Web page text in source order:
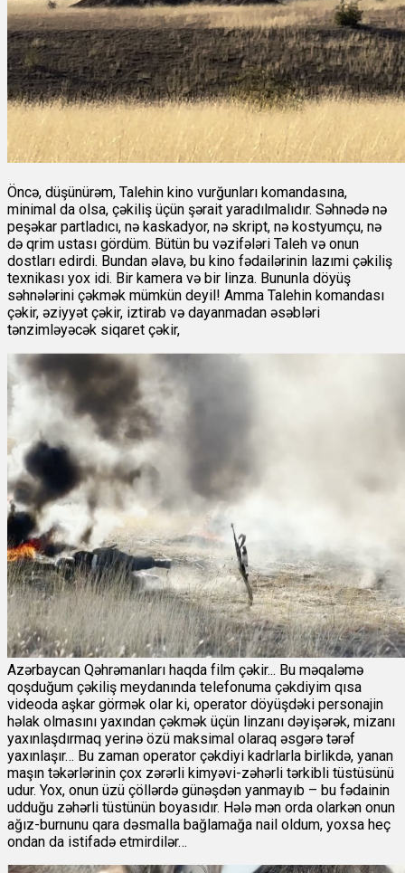
Öncə, düşünürəm, Talehin kino vurğunları komandasına,
minimal da olsa, çəkiliş üçün şərait yaradılmalıdır. Səhnədə nə
peşəkar partladıcı, nə kaskadyor, nə skript, nə kostyumçu, nə
də qrim ustası gördüm. Bütün bu vəzifələri Taleh və onun
dostları edirdi. Bundan əlavə, bu kino fədailərinin lazımi çəkiliş
texnikası yox idi. Bir kamera və bir linza. Bununla döyüş
səhnələrini çəkmək mümkün deyil! Amma Talehin komandası
çəkir, əziyyət çəkir, iztirab və dayanmadan əsəbləri
tənzimləyəcək siqaret çəkir,
Azərbaycan Qəhrəmanları haqda film çəkir... Bu məqaləmə
qoşduğum çəkiliş meydanında telefonuma çəkdiyim qısa
videoda aşkar görmək olar ki, operator döyüşdəki personajin
həlak olmasını yaxından çəkmək üçün linzanı dəyişərək, mizanı
yaxınlaşdırmaq yerinə özü maksimal olaraq əsgərə tərəf
yaxınlaşır… Bu zaman operator çəkdiyi kadrlarla birlikdə, yanan
maşın təkərlərinin çox zərərli kimyəvi-zəhərli tərkibli tüstüsünü
udur. Yox, onun üzü çöllərdə günəşdən yanmayıb – bu fədainin
udduğu zəhərli tüstünün boyasıdır. Hələ mən orda olarkən onun
ağız-burnunu qara dəsmalla bağlamağa nail oldum, yoxsa heç
ondan da istifadə etmirdilər…